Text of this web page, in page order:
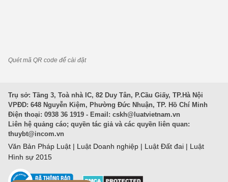
Quét mã QR code để cài đặt
Trụ sở: Tầng 3, Toà nhà IC, 82 Duy Tân, P.Cầu Giấy, TP.Hà Nội
VPĐD: 648 Nguyễn Kiệm, Phường Đức Nhuận, TP. Hồ Chí Minh
Điện thoại: 0938 36 1919 - Email: cskh@luatvietnam.vn
Liên hệ quảng cáo; quyền tác giả và các quyền liên quan:
thuybt@incom.vn
Văn Bản Pháp Luật | Luật Doanh nghiệp | Luật Đất đai | Luật
Hình sự 2015